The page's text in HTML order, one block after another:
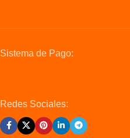
Sistema de Pago:
Redes Sociales: